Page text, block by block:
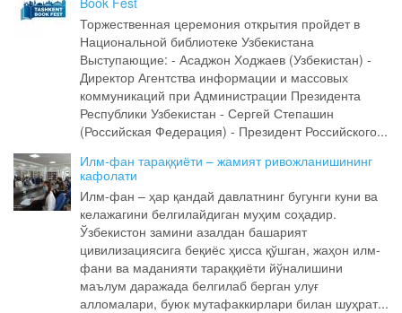
Торжественная церемония открытия пройдет в
Национальной библиотеке Узбекистана
Выступающие: - Асаджон Ходжаев (Узбекистан) -
Директор Агентства информации и массовых
коммуникаций при Администрации Президента
Республики Узбекистан - Сергей Степашин
(Российская Федерация) - Президент Российского...
Илм-фан тараққиёти – жамият ривожланишининг
кафолати
Илм-фан – ҳар қандай давлатнинг бугунги куни ва
келажагини белгилайдиган муҳим соҳадир.
Ўзбекистон замини азалдан башарият
цивилизациясига беқиёс ҳисса қўшган, жаҳон илм-
фани ва маданияти тараққиёти йўналишини
маълум даражада белгилаб берган улуғ
алломалари, буюк мутафаккирлари билан шуҳрат...